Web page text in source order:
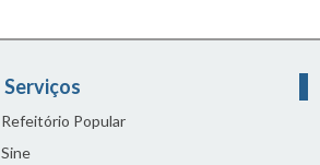
Serviços
Refeitório Popular
Sine